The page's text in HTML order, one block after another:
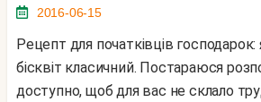
2016-06-15
Рецепт для початківців господарок: як приготувати
бісквіт класичний. Постараюся
доступно, щоб для вас не склало